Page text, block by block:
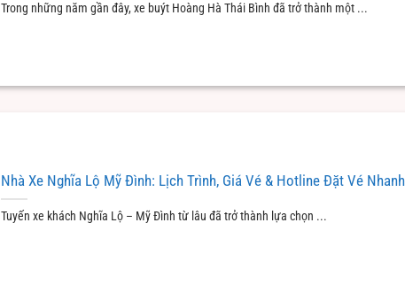
Trong những năm gần đây, xe buýt Hoàng Hà Thái Bình đã trở thành một ...
Nhà Xe Nghĩa Lộ Mỹ Đình: Lịch Trình, Giá Vé & Hotline Đặt Vé Nhanh
Tuyến xe khách Nghĩa Lộ – Mỹ Đình từ lâu đã trở thành lựa chọn ...